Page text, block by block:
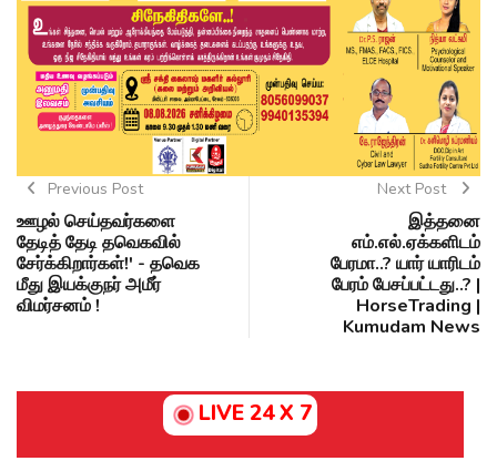
Previous Post
ஊழல் செய்தவர்களை
தேடித் தேடி தவெகவில்
சேர்க்கிறார்கள்!' - தவெக
மீது இயக்குநர் அமீர்
விமர்சனம் !
Next Post
இத்தனை
எம்.எல்.ஏக்களிடம்
பேரமா..? யார் யாரிடம்
பேரம் பேசப்பட்டது..? |
HorseTrading |
Kumudam News
LIVE 24 X 7